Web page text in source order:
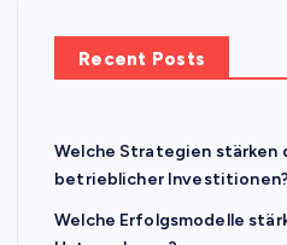
Recent Posts
Welche Strategien stärken
betrieblicher Investitionen?
Welche Erfolgsmodelle